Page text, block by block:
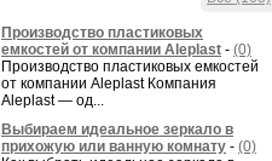
Производство пластиковых
емкостей от компании Aleplast - (0)
Производство пластиковых емкостей
от компании Aleplast Компания
Aleplast — од...
Выбираем идеальное зеркало в
прихожую или ванную комнату - (0)